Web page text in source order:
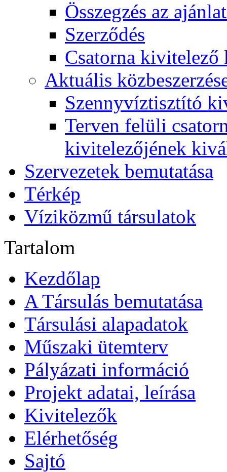
Összegzés az
Szerződés
Csatorna kivitelező
Aktuális
Szennyvíztisztító
Terven felüli
kivitelezőjének
Szervezetek bemutatása
Térkép
Víziközmű társulatok
Tartalom
Kezdőlap
A Társulás bemutatása
Társulási alapadatok
Műszaki ütemterv
Pályázati információ
Projekt adatai, leírása
Kivitelezők
Elérhetőség
Sajtó